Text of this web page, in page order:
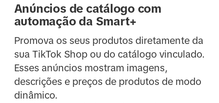
Anúncios de catálogo com
automação da Smart+
Promova os seus produtos diretamente da
sua TikTok Shop ou do catálogo vinculado.
Esses anúncios mostram imagens,
descrições e preços de produtos de modo
dinâmico.